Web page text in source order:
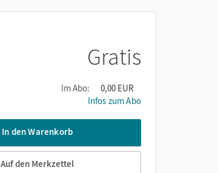
Gratis
Im Abo:
0,00 EUR
Infos zum Abo
In den Warenkorb
Auf den Merkzettel